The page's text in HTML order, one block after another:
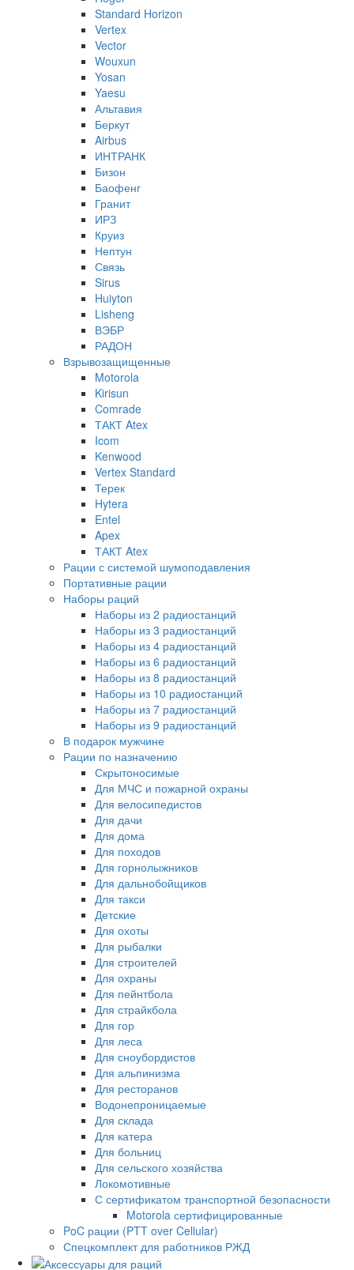
Standard Horizon
Vertex
Vector
Wouxun
Yosan
Yaesu
Альтавия
Беркут
Airbus
ИНТРАНК
Бизон
Баофенг
Гранит
ИРЗ
Круиз
Нептун
Связь
Sirus
Huiyton
Lisheng
ВЭБР
РАДОН
Взрывозащищенные
Motorola
Kirisun
Comrade
ТАКТ Atex
Icom
Kenwood
Vertex Standard
Терек
Hytera
Entel
Apex
ТАКТ Atex
Рации с системой шумоподавления
Портативные рации
Наборы раций
Наборы из 2 радиостанций
Наборы из 3 радиостанций
Наборы из 4 радиостанций
Наборы из 6 радиостанций
Наборы из 8 радиостанций
Наборы из 10 радиостанций
Наборы из 7 радиостанций
Наборы из 9 радиостанций
В подарок мужчине
Рации по назначению
Скрытоносимые
Для МЧС и пожарной охраны
Для велосипедистов
Для дачи
Для дома
Для походов
Для горнолыжников
Для дальнобойщиков
Для такси
Детские
Для охоты
Для рыбалки
Для строителей
Для охраны
Для пейнтбола
Для страйкбола
Для гор
Для леса
Для сноубордистов
Для альпинизма
Для ресторанов
Водонепроницаемые
Для склада
Для катера
Для больниц
Для сельского хозяйства
Локомотивные
С сертификатом транспортной безопасности
Motorola сертифицированные
PoC рации (PTT over Cellular)
Спецкомплект для работников РЖД